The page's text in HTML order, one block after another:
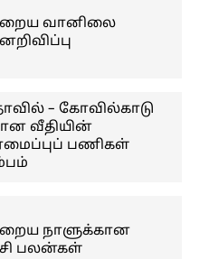
வானிலை
– கோவில்காடு
வீதியின்
பணிகள்
நாளுக்கான
பலன்கள்